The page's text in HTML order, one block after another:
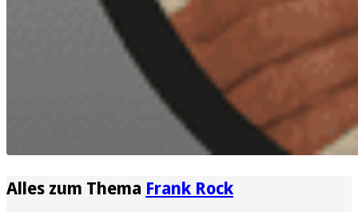
Alles zum Thema Frank Rock